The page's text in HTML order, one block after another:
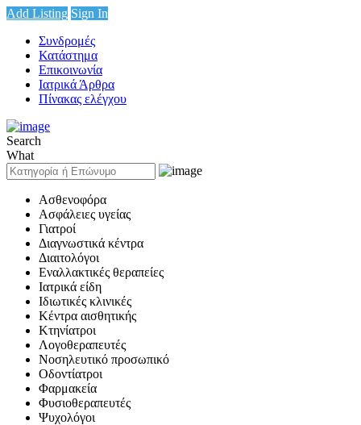
Add Listing Sign In
Συνδρομές
Κατάστημα
Επικοινωνία
Ιατρικά Άρθρα
Πίνακας ελέγχου
Search
What
Ασθενοφόρα
Ασφάλειες υγείας
Γιατροί
Διαγνωστικά κέντρα
Διαιτολόγοι
Εναλλακτικές θεραπείες
Ιατρικά είδη
Ιδιωτικές κλινικές
Κέντρα αισθητικής
Κτηνίατροι
Λογοθεραπευτές
Νοσηλευτικό προσωπικό
Οδοντίατροι
Φαρμακεία
Φυσιοθεραπευτές
Ψυχολόγοι